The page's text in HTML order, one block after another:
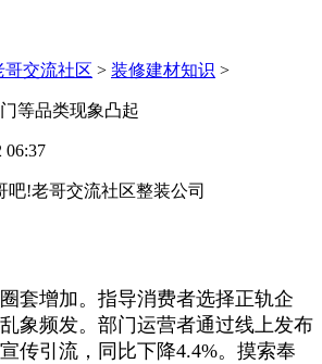
哥交流社区 > 装修建材知识 >
等品类现象凸起
06:37
吧!老哥交流社区整装公司
增加。指导消费者选择正轨企
象频发。部门运营者通过线上发布
传引流，同比下降4.4%。摸索奉